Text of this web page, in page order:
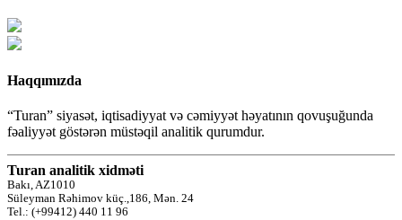
Haqqımızda
“Turan” siyasət, iqtisadiyyat və cəmiyyət həyatının qovuşuğunda
fəaliyyət göstərən müstəqil analitik qurumdur.
Turan analitik xidməti
Bakı, AZ1010
Süleyman Rəhimov küç.,186, Mən. 24
Tel.: (+99412) 440 11 96